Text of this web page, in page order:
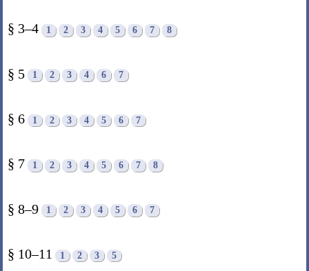
§ 3–4 1 2 3 4 5 6 7 8
§ 5 1 2 3 4 6 7
§ 6 1 2 3 4 5 6 7
§ 7 1 2 3 4 5 6 7 8
§ 8–9 1 2 3 4 5 6 7
§ 10–11 1 2 3 5